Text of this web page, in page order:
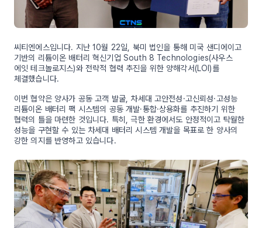
씨티엔에스입니다. 지난 10월 22일, 북미 법인을 통해 미국 샌디에이고
기반의 리튬이온 배터리 혁신기업 South 8 Technologies(사우스
에잇 테크놀로지스)와 전략적 협력 추진을 위한 양해각서(LOI)를
체결했습니다.
이번 협약은 양사가 공동 고객 발굴, 차세대 고안전성·고신뢰성·고성능
리튬이온 배터리 팩 시스템의 공동 개발·통합·상용화를 추진하기 위한
협력의 틀을 마련한 것입니다. 특히, 극한 환경에서도 안정적이고 탁월한
성능을 구현할 수 있는 차세대 배터리 시스템 개발을 목표로 한 양사의
강한 의지를 반영하고 있습니다.